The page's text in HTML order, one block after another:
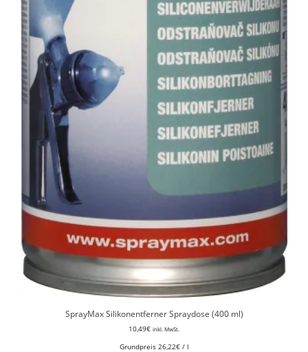
SprayMax Silikonentferner Spraydose (400 ml)
10,49€ inkl. MwSt.
Grundpreis 26,22€/ l